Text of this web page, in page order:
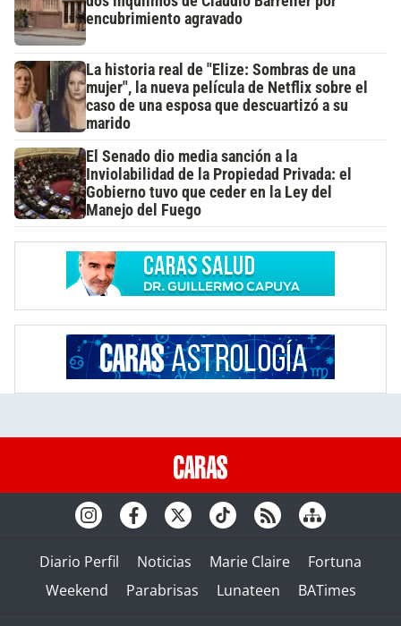
encubrimiento agravado
La historia real de "Elize: Sombras de una
mujer", la nueva película de Netflix sobre el
caso de una esposa que descuartizó a su
marido
El Senado dio media sanción a la
Inviolabilidad de la Propiedad Privada: el
Gobierno tuvo que ceder en la Ley del
Manejo del Fuego
Diario Perfil Noticias Marie Claire
Fortuna
Weekend
Parabrisas Lunateen BATimes